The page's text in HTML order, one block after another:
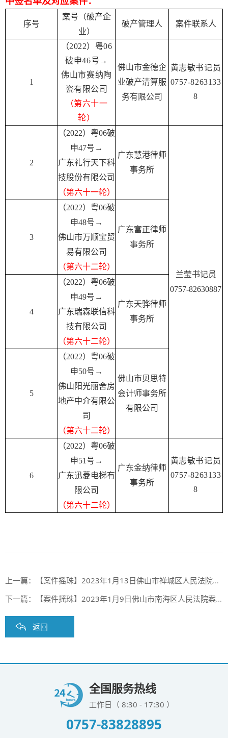
序号
案号（破产企
业）
破产管理人 案件联系人
1
（2022）粤06
破申46号→
佛山市赛纳陶
瓷有限公司
（第六十一
轮）
佛山市金德企
业破产清算服
务有限公司
黄志敏书记员
0757-8263133
8
2
（2022）粤06破
申47号→
广东礼行天下科
技股份有限公司
（第六十一轮）
广东慧港律师
事务所
兰莹书记员
0757-82630887
3
（2022）粤06破
申48号→
佛山市万顺宝贸
易有限公司
（第六十二轮）
广东富正律师
事务所
4
（2022）粤06破
申49号→
广东瑞森联信科
技有限公司
（第六十二轮）
广东天骅律师
事务所
5
（2022）粤06破
申50号→
佛山阳光丽舍房
地产中介有限公
司
（第六十二轮）
佛山市贝思特
会计师事务所
有限公司
6
（2022）粤06破
申51号→
广东迅菱电梯有
限公司
（第六十二轮）
广东金纳律师
事务所
黄志敏书记员
0757-8263133
8
上一篇：
【案件摇珠】2023年1月13日佛山市禅城区人民法院案件摇珠结果
下一篇：
【案件摇珠】2023年1月9日佛山市南海区人民法院案件摇珠结果
返回
全国服务热线
工作日（ 8:30 - 17:30 ）
0757-83828895